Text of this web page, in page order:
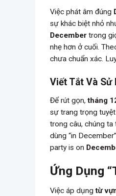
Việc phát âm đúng
sự khác biệt nhỏ
December trong
nhẹ hơn ở cuối.
chưa chuẩn xác.
Viết Tắt Và Sử
Để rút gọn,tháng
sự trang trọng
trong câu, chúng
dùng “in
party is on
Ứng Dụng
Việc áp dụngtừ